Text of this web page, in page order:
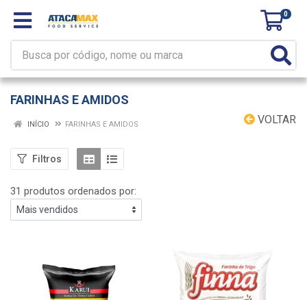
0
FARINHAS E AMIDOS
VOLTAR
INÍCIO FARINHAS E AMIDOS
Filtros
31 produtos ordenados por: